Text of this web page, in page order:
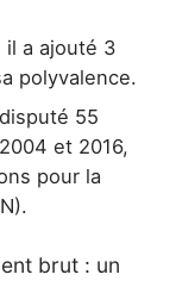
il a ajouté 3
polyvalence.
55
et 2016,
pour la
brut : un